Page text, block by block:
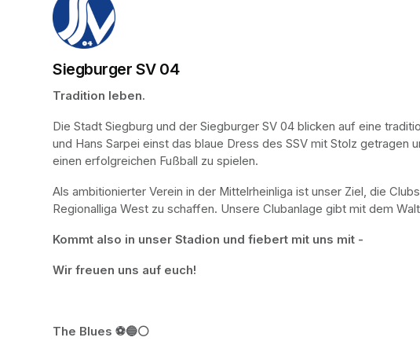
Siegburger SV 04
Tradition leben.
Die Stadt Siegburg und der Siegburger SV 04 blicken auf eine
und Hans Sarpei einst das blaue Dress des SSV mit Stolz
einen erfolgreichen Fußball zu spielen.
Als ambitionierter Verein in der Mittelrheinliga ist unser Ziel, die
Regionalliga West zu schaffen. Unsere Clubanlage gibt mit dem
Kommt also in unser Stadion und fiebert mit uns mit -
Wir freuen uns auf euch!
The Blues ⚽️🔵⚪️